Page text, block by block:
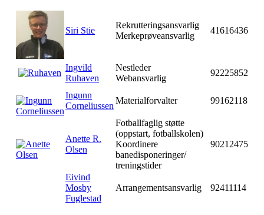
Siri Stie
Rekrutteringsansvarlig
Merkeprøveansvarlig
41616436
Ingvild
Ruhaven
Nestleder
Webansvarlig
92225852
Ingunn
Corneliussen
Materialforvalter 99162118
Anette R.
Olsen
Fotballfaglig støtte
(oppstart, fotballskolen)
Koordinere
banedisponeringer/
treningstider
90212475
Eivind
Mosby
Fuglestad
Arrangementsansvarlig 92411114